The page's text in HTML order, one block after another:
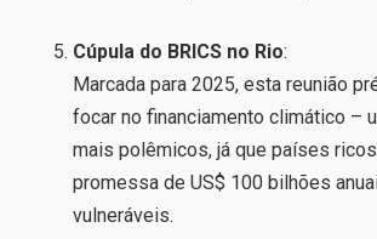
Cúpula do BRICS no Rio:
Marcada para 2025, esta reunião
focar no financiamento climático –
mais polêmicos, já que países
promessa de US$ 100 bilhões
vulneráveis.